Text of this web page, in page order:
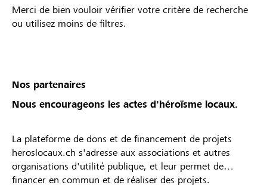
Merci de bien vouloir vérifier votre critère de recherche
ou utilisez moins de filtres.
Nos partenaires
Nous encourageons les actes d'héroïsme locaux.
La plateforme de dons et de financement de projets
heroslocaux.ch s'adresse aux associations et autres
organisations d'utilité publique, et leur permet de
financer en commun et de réaliser des projets.